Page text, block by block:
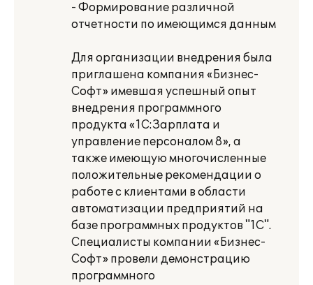
- Формирование различной
отчетности по имеющимся данным
Для организации внедрения была
приглашена компания «Бизнес-
Софт» имевшая успешный опыт
внедрения программного
продукта «1С:Зарплата и
управление персоналом 8», а
также имеющую многочисленные
положительные рекомендации о
работе с клиентами в области
автоматизации предприятий на
базе программных продуктов "1С".
Специалисты компании «Бизнес-
Софт» провели демонстрацию
программного